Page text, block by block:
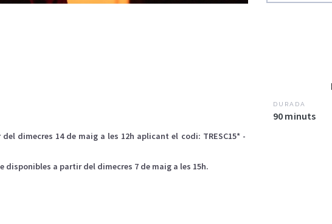
dimecres 14 de maig a les 12h aplicant el codi: TRESC15* -
disponibles a partir del dimecres 7 de maig a les 15h.
DURADA
90 minuts